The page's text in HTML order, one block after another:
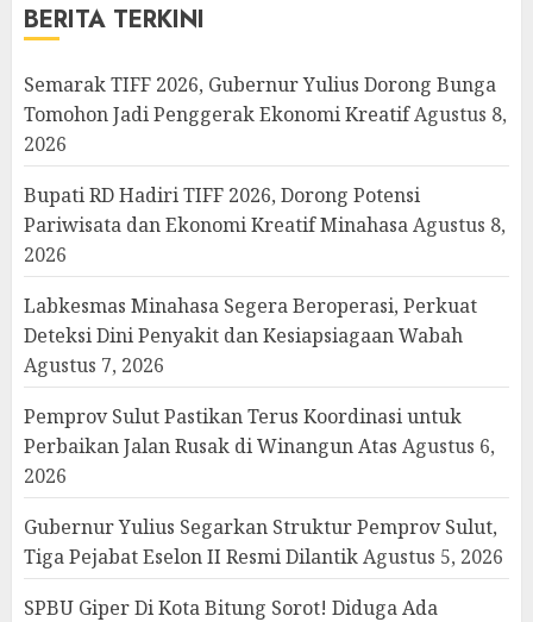
BERITA TERKINI
Semarak TIFF 2026, Gubernur Yulius Dorong Bunga
Tomohon Jadi Penggerak Ekonomi KreatifAgustus 8,
2026
Bupati RD Hadiri TIFF 2026, Dorong Potensi
Pariwisata dan Ekonomi Kreatif MinahasaAgustus 8,
2026
Labkesmas Minahasa Segera Beroperasi, Perkuat
Deteksi Dini Penyakit dan Kesiapsiagaan Wabah
Agustus 7, 2026
Pemprov Sulut Pastikan Terus Koordinasi untuk
Perbaikan Jalan Rusak di Winangun Atas Agustus 6,
2026
Gubernur Yulius Segarkan Struktur Pemprov Sulut,
Tiga Pejabat Eselon II Resmi DilantikAgustus 5, 2026
SPBU Giper Di Kota Bitung Sorot! Diduga Ada